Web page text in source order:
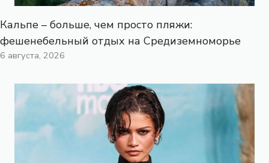
Кальпе – больше, чем просто пляжи:
фешенебельный отдых на Средиземноморье
6 августа, 2026